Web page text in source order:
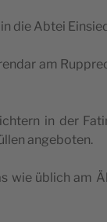
die Abtei
am
in der
angeboten.
wie üblich am